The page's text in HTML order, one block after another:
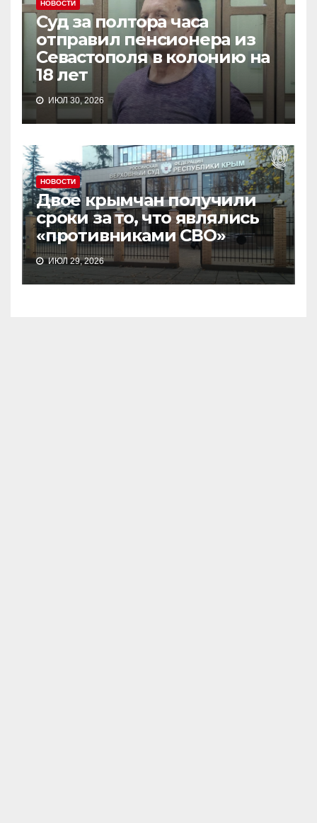
НОВОСТИ
Суд за полтора часа
отправил пенсионера из
Севастополя в колонию на
18 лет
ИЮЛ 30, 2026
НОВОСТИ
Двое крымчан получили
сроки за то, что являлись
«противниками СВО»
ИЮЛ 29, 2026